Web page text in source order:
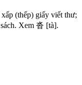
xấp (thếp) giấy viết thư;
sách. Xem 沓 [tà].